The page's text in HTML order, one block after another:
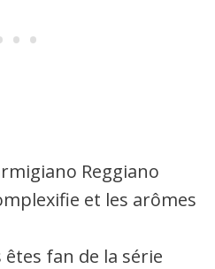
Reggiano
et les arômes
fan de la série